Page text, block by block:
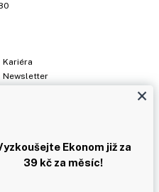
Kariéra
Newsletter
,+420 739 500 832
článků, je bez souhlasu
Ekonom již za
39 kč za měsíc!
×